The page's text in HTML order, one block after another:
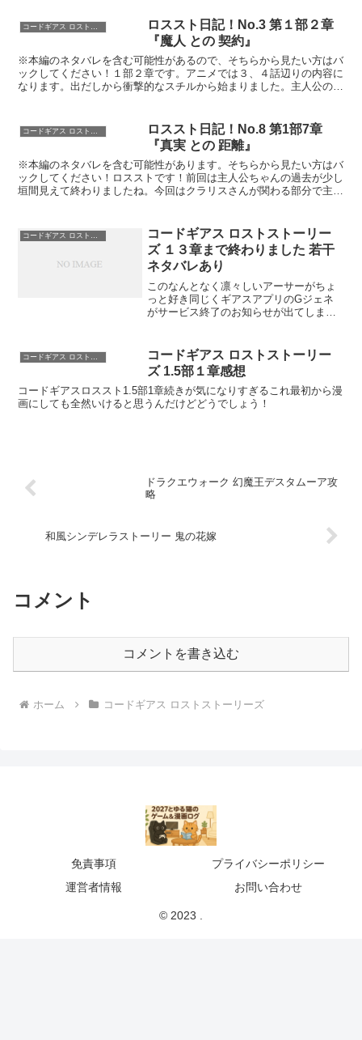
タニアのハーフ、家族をブリタニアのせ
いで失い、エリア11で養...
ロススト日記！No.3 第１部２章
『魔人 との 契約』
※本編のネタバレを含む可能性があるので、そちらから見たい方はバ
ックしてください！１部２章です。アニメでは３、４話辺りの内容に
なります。出だしから衝撃的なスチルから始まりました。主人公の夢
コードギアス ロストストーリーズ
ロススト日記！No.8 第1部7章
『真実 との 距離』
※本編のネタバレを含む可能性があります。そちらから見たい方はバ
ックしてください！ロスストです！前回は主人公ちゃんの過去が少し
垣間見えて終わりましたね。今回はクラリスさんが関わる部分で主人
コードギアス ロストストーリーズ
コードギアス ロストストーリー
ズ １３章まで終わりました 若干
ネタバレあり
このなんとなく凛々しいアーサーがちょ
っと好き同じくギアスアプリのGジェネ
がサービス終了のお知らせが出てしまっ
してくれるみたいなので、最後までプレ
イしますが！で、こっちは...
コードギアス ロストストーリー
ズ 1.5部１章感想
コードギアスロススト1.5部1章続きが気になりすぎるこれ最初から漫
画にしても全然いけると思うんだけどどうでしょう！
ドラクエウォーク 幻魔王デスタムーア攻
略
和風シンデレラストーリー 鬼の花嫁
コメント
コメントを書き込む
ホーム コードギアス ロストストーリーズ
免責事項
プライバシーポリシー
運営者情報
お問い合わせ
© 2023 .